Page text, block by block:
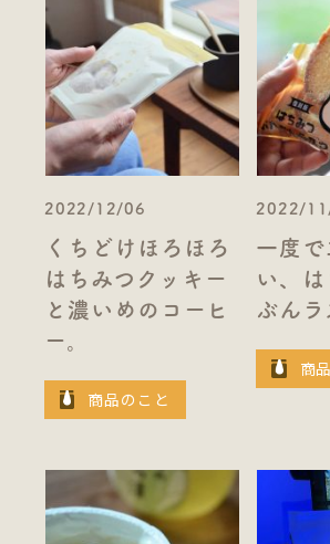
2022/12/06
くちどけほろほろ
はちみつクッキー
と濃いめのコーヒ
ー。
商品のこと
2022/
一度で
い、
ぶんラ
商